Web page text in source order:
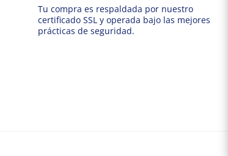
Tu compra es respaldada por nuestro
certificado SSL y operada bajo las mejores
prácticas de seguridad.